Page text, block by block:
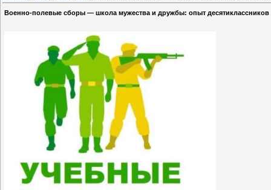
Военно‑полевые сборы — школа мужества и дружбы: опыт десятиклассников